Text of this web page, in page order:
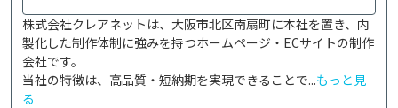
株式会社クレアネットは、大阪市北区南扇町に本社を置き、内
製化した制作体制に強みを持つホームページ・ECサイトの制作
会社です。
当社の特徴は、高品質・短納期を実現できることで...もっと見
る